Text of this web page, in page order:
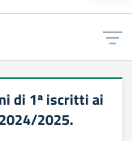
di 1ª iscritti ai
2025.